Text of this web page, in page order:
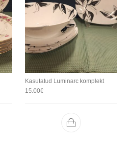
Kasutatud Luminarc komplekt
15.00€